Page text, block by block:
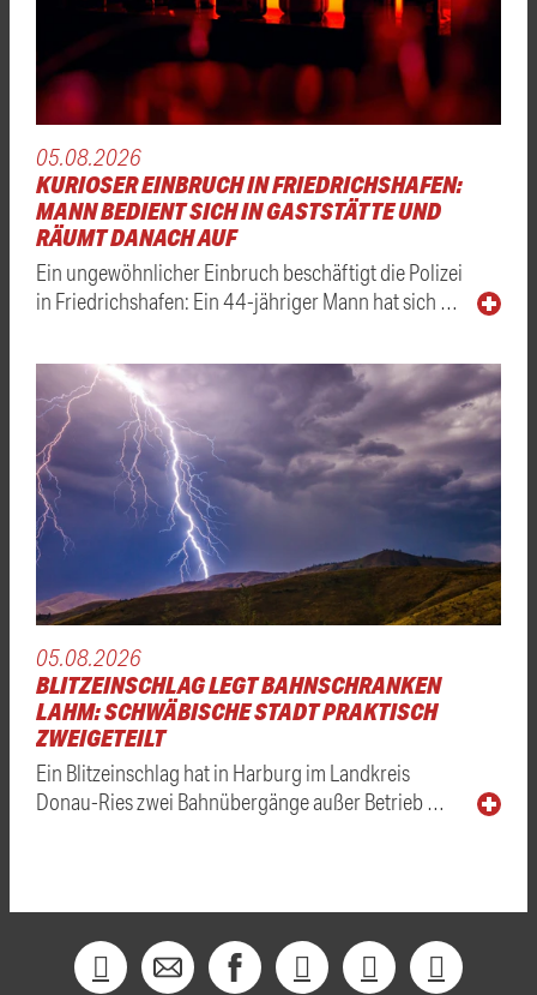
05.08.2026
KURIOSER EINBRUCH IN FRIEDRICHSHAFEN:
MANN BEDIENT SICH IN GASTSTÄTTE UND
RÄUMT DANACH AUF
Ein ungewöhnlicher Einbruch beschäftigt die Polizei
in Friedrichshafen: Ein 44-jähriger Mann hat sich …
05.08.2026
BLITZEINSCHLAG LEGT BAHNSCHRANKEN
LAHM: SCHWÄBISCHE STADT PRAKTISCH
ZWEIGETEILT
Ein Blitzeinschlag hat in Harburg im Landkreis
Donau-Ries zwei Bahnübergänge außer Betrieb …